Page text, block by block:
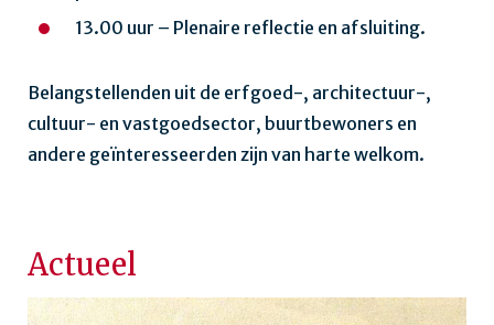
13.00 uur – Plenaire reflectie en afsluiting.
Belangstellenden uit de erfgoed-, architectuur-,
cultuur- en vastgoedsector, buurtbewoners en
andere geïnteresseerden zijn van harte welkom.
Actueel